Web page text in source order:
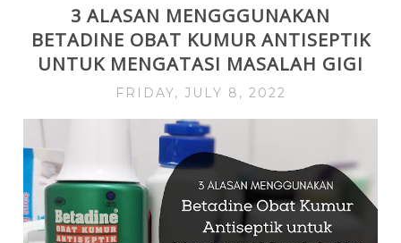
3 ALASAN MENGGGUNAKAN
BETADINE OBAT KUMUR ANTISEPTIK
UNTUK MENGATASI MASALAH GIGI
FRIDAY, JULY 8, 2022